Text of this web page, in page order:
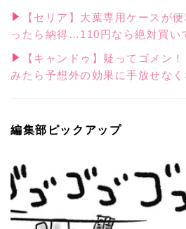
【セリア】大葉専用ケースが
ったら納得…110円なら絶対買い
【キャンドゥ】疑ってゴメン
みたら予想外の効果に手放せなく
編集部ピックアップ